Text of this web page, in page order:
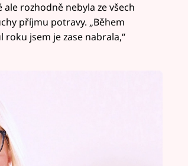
rozhodně nebyla ze všech
příjmu potravy. „Během
jsem je zase nabrala,“